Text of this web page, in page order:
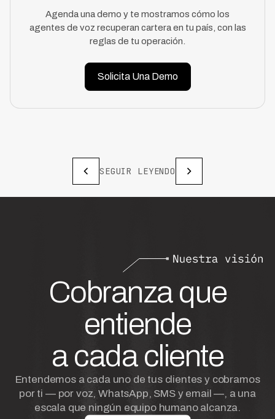
Agenda una demo y te mostramos cómo los
agentes de voz recuperan cartera en tu país, con las
reglas de tu operación.
Solicita Una Demo
SEGUIR LEYENDO
Cobranza que
entiende
a cada cliente
Entendemos a cada uno de tus clientes y cobramos
por ti — por voz, WhatsApp, SMS y email —, a una
escala que ningún equipo humano alcanza.